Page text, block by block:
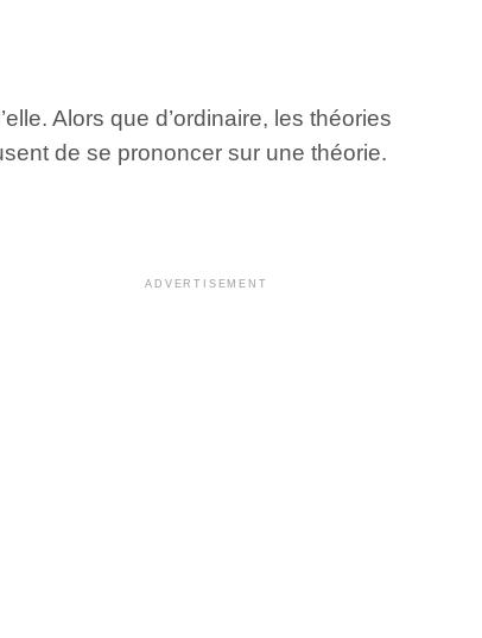
Alors que d’ordinaire, les théories
de se prononcer sur une théorie.
ADVERTISEMENT